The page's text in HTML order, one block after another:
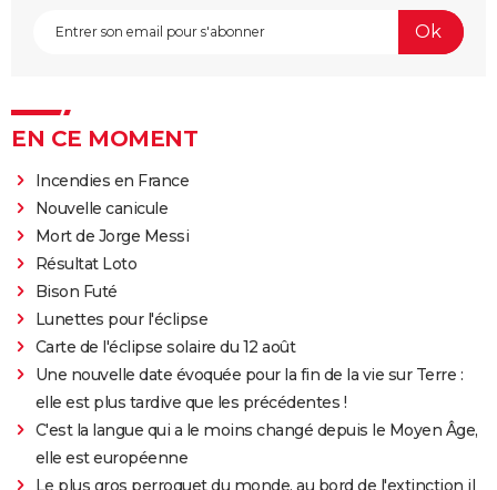
EN CE MOMENT
Incendies en France
Nouvelle canicule
Mort de Jorge Messi
Résultat Loto
Bison Futé
Lunettes pour l'éclipse
Carte de l'éclipse solaire du 12 août
Une nouvelle date évoquée pour la fin de la vie sur Terre :
elle est plus tardive que les précédentes !
C'est la langue qui a le moins changé depuis le Moyen Âge,
elle est européenne
Le plus gros perroquet du monde, au bord de l'extinction il